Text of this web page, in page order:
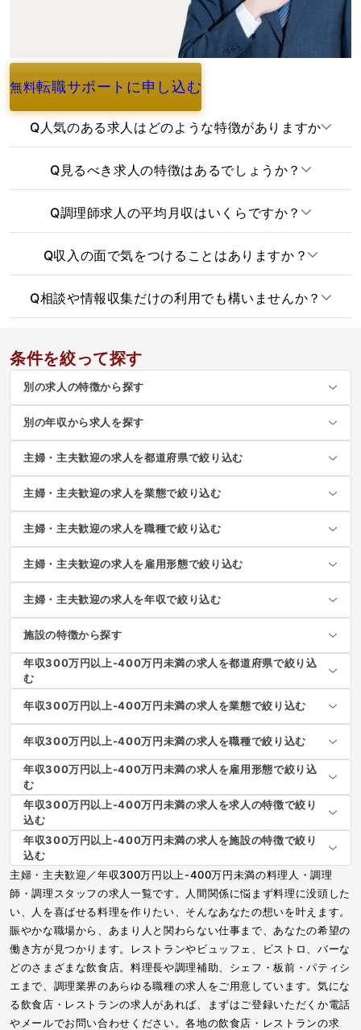
無料転職サポートに申し込む
よくあるご質問
Q 人気のある求人はどのような特徴がありますか
Q 見るべき求人の特徴はあるでしょうか？
Q調理師求人の平均月収はいくらですか？
Q収入の面で気をつけることはありますか？
Q相談や情報収集だけの利用でも構いませんか？
条件を絞って探す
別の求人の特徴から探す
別の年収から求人を探す
主婦・主夫歓迎の求人を都道府県で絞り込む
主婦・主夫歓迎の求人を業態で絞り込む
主婦・主夫歓迎の求人を職種で絞り込む
主婦・主夫歓迎の求人を雇用形態で絞り込む
主婦・主夫歓迎の求人を年収で絞り込む
施設の特徴から探す
年収300万円以上-400万円未満の求人を都道府県で絞り込
む
年収300万円以上-400万円未満の求人を業態で絞り込む
年収300万円以上-400万円未満の求人を職種で絞り込む
年収300万円以上-400万円未満の求人を雇用形態で絞り込
む
年収300万円以上-400万円未満の求人を求人の特徴で絞り
込む
年収300万円以上-400万円未満の求人を施設の特徴で絞り
込む
主婦・主夫歓迎／年収300万円以上-400万円未満の料理人・調理
師・調理スタッフの求人一覧です。人間関係に悩まず料理に没頭した
い、人を喜ばせる料理を作りたい、そんなあなたの想いを叶えます。
賑やかな職場から、あまり人と関わらない仕事まで、あなたの希望の
働き方が見つかります。レストランやビュッフェ、ビストロ、バーな
どのさまざまな飲食店。料理長や調理補助、シェフ・板前・パティシ
エまで、調理業界のあらゆる職種の求人をご用意しています。気にな
る飲食店・レストランの求人があれば、まずはご登録いただくか電話
やメールでお問い合わせください。各地の飲食店・レストランの求